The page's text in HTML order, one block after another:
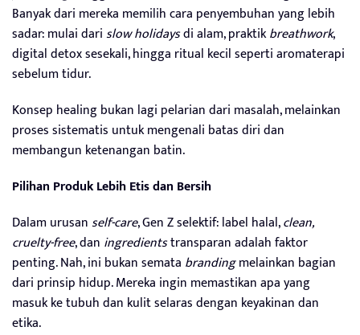
Banyak dari mereka memilih cara penyembuhan yang lebih
sadar: mulai darislow holidaysdi alam, praktikbreathwork,
digital detox sesekali, hingga ritual kecil seperti aromaterapi
sebelum tidur.
Konsep healing bukan lagi pelarian dari masalah, melainkan
proses sistematis untuk mengenali batas diri dan
membangun ketenangan batin.
Pilihan Produk Lebih Etis dan Bersih
Dalam urusanself-care, Gen Z selektif: label halal,clean,
cruelty-free, dan ingredientstransparan adalah faktor
penting. Nah, ini bukan semata brandingmelainkan bagian
dari prinsip hidup. Mereka ingin memastikan apa yang
masuk ke tubuh dan kulit selaras dengan keyakinan dan
etika.